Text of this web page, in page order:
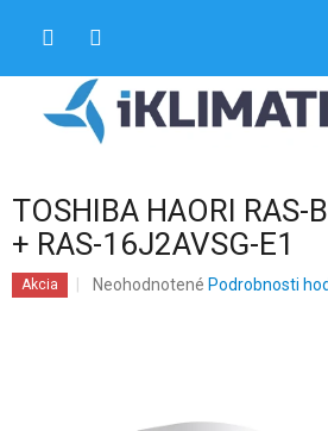
TOSHIBA HAORI RAS-
+ RAS-16J2AVSG-E1
Akcia
Priemerné
Neohodnotené Podrobnosti